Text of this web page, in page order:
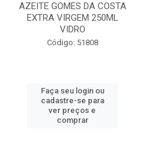
AZEITE GOMES DA COSTA
EXTRA VIRGEM 250ML
VIDRO
Código: 51808
Faça seu login ou
cadastre-se para
ver preços e
comprar